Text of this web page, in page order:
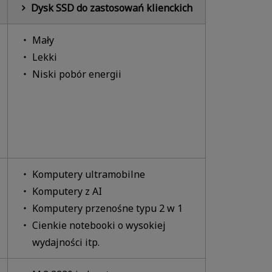
Dysk SSD do zastosowań klienckich
Mały
Lekki
Niski pobór energii
Komputery ultramobilne
Komputery z AI
Komputery przenośne typu 2 w 1
Cienkie notebooki o wysokiej
wydajności itp.